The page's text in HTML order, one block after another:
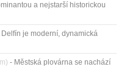
a nejstarší historickou
Delfín je moderní, dynamická
- Městská plovárna se nachází